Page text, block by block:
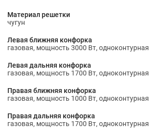
Материал решетки
чугун
Левая ближняя конфорка
газовая, мощность 3000 Вт, одноконтурная
Левая дальняя конфорка
газовая, мощность 1700 Вт, одноконтурная
Правая ближняя конфорка
газовая, мощность 1000 Вт, одноконтурная
Правая дальняя конфорка
газовая, мощность 1700 Вт, одноконтурная